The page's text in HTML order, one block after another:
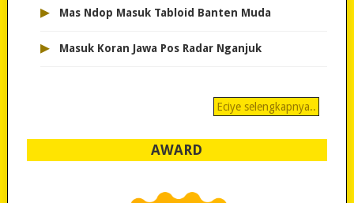
▸ Mas Ndop Masuk Tabloid Banten Muda
▸ Masuk Koran Jawa Pos Radar Nganjuk
Eciye selengkapnya..
AWARD